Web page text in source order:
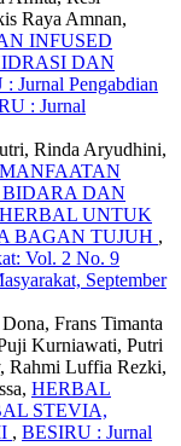
Raya Amnan,
INFUSED
DAN
Jurnal Pengabdian
: Jurnal
Rinda Aryudhini,
DAN
UNTUK
BAGAN TUJUH ,
Vol. 2 No. 9
September
Frans Timanta
Kurniawati, Putri
Rahmi Luffia Rezki,
HERBAL
STEVIA,
, BESIRU : Jurnal